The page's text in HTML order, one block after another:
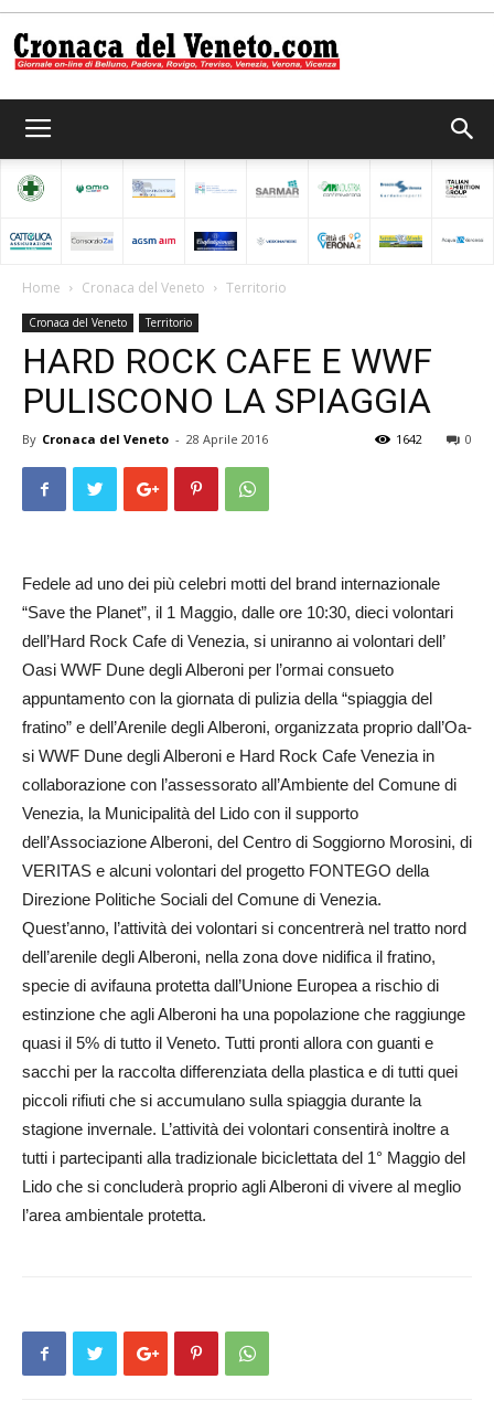
del
Home Cronaca del Veneto Territorio
Cronaca del Veneto Territorio
HARD ROCK CAFE E WWF
PULISCONO LA SPIAGGIA
By Cronaca del Veneto - 28 Aprile 2016 0
1642
Fedele ad uno dei più celebri motti del brand internazionale
“Save the Planet”, il 1 Maggio, dalle ore 10:30, dieci volontari
dell’Hard Rock Cafe di Venezia, si uniranno ai volontari dell’
Oasi WWF Dune degli Alberoni per l’ormai consueto
appuntamento con la giornata di pulizia della “spiaggia del
fratino” e dell’Arenile degli Al­beroni, organizzata proprio dall’O­a­
si WWF Dune degli Alberoni e Hard Rock Cafe Venezia in
collaborazione con l’assessorato all’Am­­biente del Comune di
Ve­nezia, la Municipalità del Lido con il supporto
dell’Associazione Al­beroni, del Centro di Soggiorno Mo­rosini, di
VERITAS e alcuni volontari del progetto FONTEGO della
Direzione Politiche Sociali del Comune di Venezia.
Quest’anno, l’attività dei volontari si concentrerà nel tratto nord
dell’arenile degli Alberoni, nella zona dove nidifica il fratino,
specie di avifauna protetta dall’Unione Europea a rischio di
estinzione che agli Alberoni ha una popolazione che raggiunge
quasi il 5% di tutto il Veneto. Tutti pronti allora con guanti e
sacchi per la raccolta differenziata della plastica e di tutti quei
piccoli rifiuti che si accumulano sulla spiaggia durante la
stagione invernale. L’attività dei volontari consentirà inoltre a
tutti i partecipanti alla tradizionale biciclettata del 1° Maggio del
Lido che si concluderà proprio agli Albe­roni di vivere al meglio
l’area ambientale protetta.